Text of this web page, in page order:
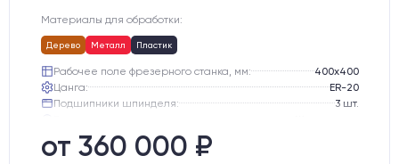
Материалы для обработки:
Дерево Металл Пластик
Рабочее поле фрезерного станка, мм:
400х400
Цанга:
ER-20
Подшипники шпинделя:
3 шт.
Стол:
Тип стола:
от 360 000 ₽